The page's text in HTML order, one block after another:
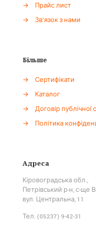
→
Прайс лист
→
Зв'язок з нами
Більше
→
Сертифікати
→
Каталог
→
Договір публічної
→
Політика
Адреса
Кіровоградська обл.,
Петрівський р-н, с-ще
вул. Центральна, 11
Тел. (05237) 9-42-31